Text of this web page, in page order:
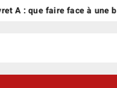
faire face à une banque